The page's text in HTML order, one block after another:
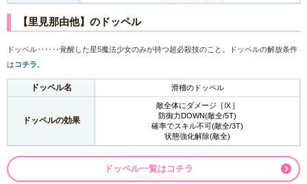
【里見那由他】のドッペル
ドッペル‥‥‥覚醒した星5魔法少女のみが持つ超必殺技のこと。ドッペルの解放条件
はコチラ
ドッペル名 滑稽のドッペル
ドッペルの効果
敵全体にダメージ［Ⅸ］
防御力DOWN(敵全/5T)
確率でスキル不可(敵全/3T)
状態強化解除(敵全)
ドッペル一覧はコチラ